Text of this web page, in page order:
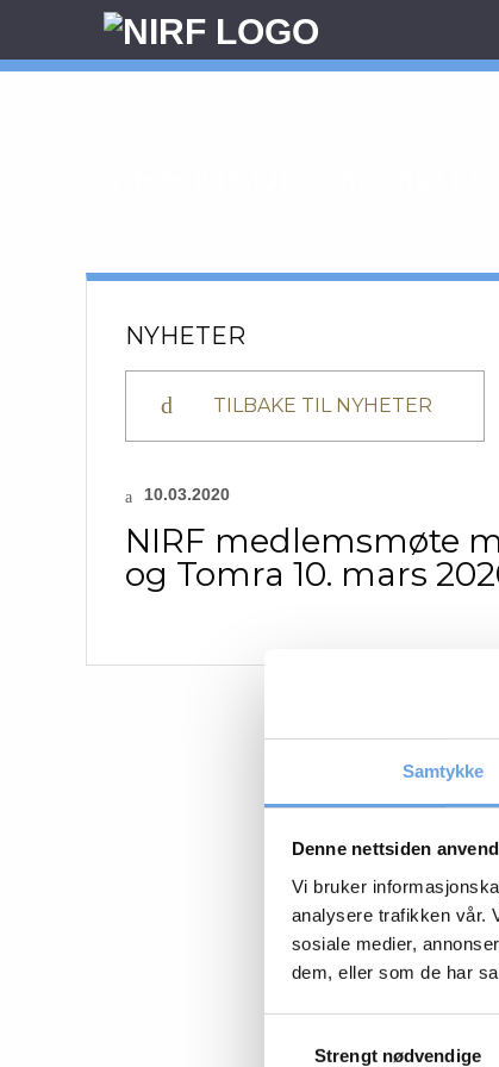
Samtykke
Denne nettsiden
Vi bruker
analysere trafikken vår.
sosiale medier,
dem, eller som de har
Strengt nødvendige
innhold
NYHETER
TILBAKE TIL NYHETER
10.03.2020
NIRF medlemsmøte
og Tomra 10. mars